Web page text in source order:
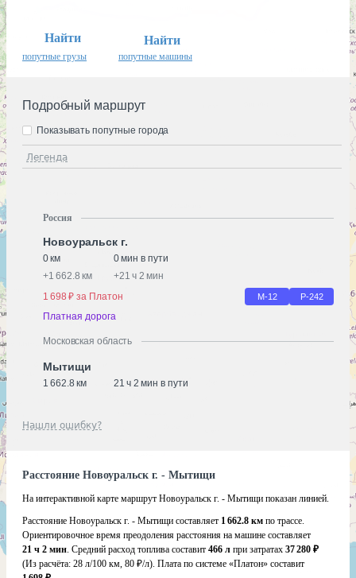
Найти
попутные грузы
Найти
попутные машины
Подробный маршрут
Легенда
Показывать попутные города
Россия
Новоуральск г.
0 км
0 мин в пути
+1 662.8 км +21 ч 2 мин
1 698 ₽ за Платон
М-12 Р-242
Платная дорога
Московская область
Мытищи
1 662.8 км 21 ч 2 мин в пути
Нашли ошибку?
Расстояние Новоуральск г. - Мытищи
На интерактивной карте маршрут Новоуральск г. - Мытищи показан линией.
Расстояние Новоуральск г. - Мытищи составляет 1 662.8 км по трассе.
Ориентировочное время преодоления расстояния на машине составляет
21 ч 2 мин. Средний расход топлива составит 466 л при затратах 37 280 ₽
(Из расчёта: 28 л/100 км, 80 ₽/л). Плата по системе «Платон» составит